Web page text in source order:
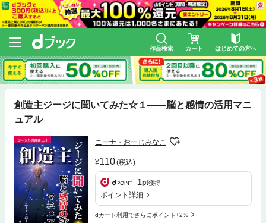
作品検索 カート はじめての方へ
創造主ジージに聞いてみた☆１――脳と感情の活用マニ
ュアル
ニーナ・おーじみなこ
110(税込)
1pt獲得
ポイント詳細
dカード利用でさらにポイント+2%